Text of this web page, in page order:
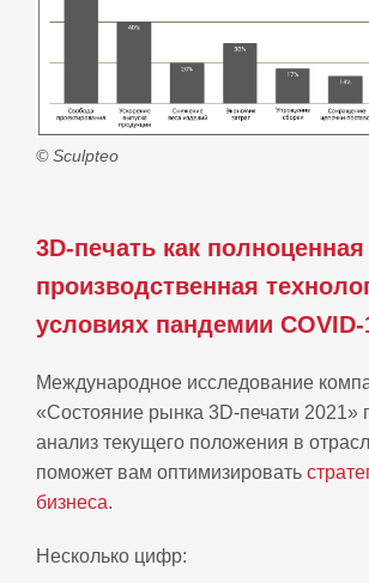
© Sculpteo
3D-печать как полноценная
производственная
условиях пандемии COVID-
Международное исследование
«Состояние рынка 3D-печати 2021»
анализ текущего положения в
поможет вам оптимизировать
бизнеса.
Несколько цифр: